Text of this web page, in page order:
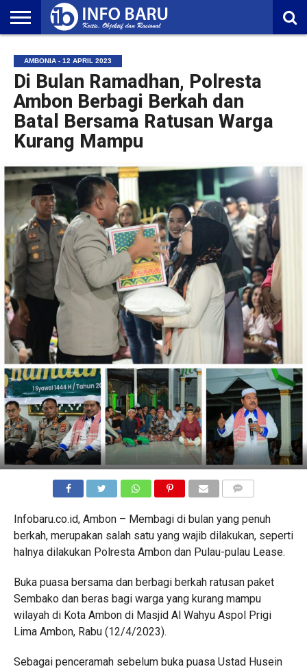
NASIONAL
AMBONIA
MALUKU
EKONOMI
POLITIK
OLAHRAGA
LIFESTYLE
REDAKSI
AMBONIA - 12 APRIL 2023
Di Bulan Ramadhan, Polresta
Ambon Berbagi Berkah dan
Batal Bersama Ratusan Warga
Kurang Mampu
Infobaru.co.id, Ambon – Membagi di bulan yang penuh
berkah, merupakan salah satu yang wajib dilakukan, seperti
halnya dilakukan Polresta Ambon dan Pulau-pulau Lease.
Buka puasa bersama dan berbagi berkah ratusan paket
Sembako dan beras bagi warga yang kurang mampu
wilayah di Kota Ambon di Masjid Al Wahyu Aspol Prigi
Lima Ambon, Rabu (12/4/2023).
Sebagai penceramah sebelum buka puasa Ustad Husein